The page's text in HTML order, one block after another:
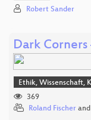
Robert Sander
Dark
Ethik, Wissenschaft,
369
Roland Fischer and